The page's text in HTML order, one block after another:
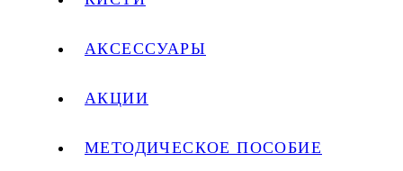
АКСЕССУАРЫ
АКЦИИ
МЕТОДИЧЕСКОЕ ПОСОБИЕ